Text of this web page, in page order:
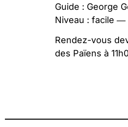
Guide : George
Niveau : facile
Rendez-vous
des Païens à